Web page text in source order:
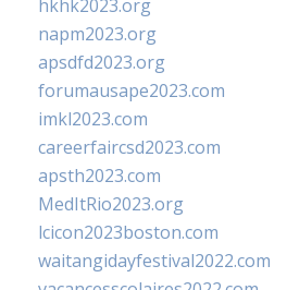
hkhk2023.org
napm2023.org
apsdfd2023.org
forumausape2023.com
imkl2023.com
careerfaircsd2023.com
apsth2023.com
MedItRio2023.org
lcicon2023boston.com
waitangidayfestival2022.com